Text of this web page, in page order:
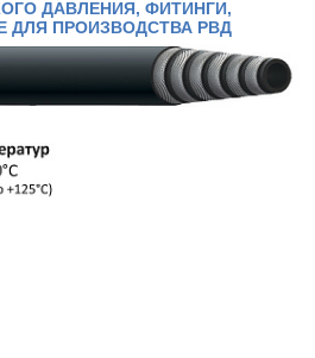
ДАВЛЕНИЯ, ФИТИНГИ,
ДЛЯ ПРОИЗВОДСТВА РВД